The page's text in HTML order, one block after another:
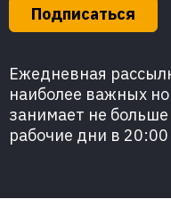
Подписаться
Ежедневная
наиболее важных
занимает не
рабочие дни в